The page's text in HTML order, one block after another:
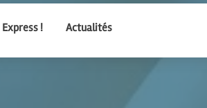
! Actualités